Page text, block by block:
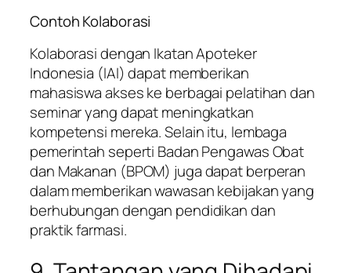
Contoh Kolaborasi
Kolaborasi dengan Ikatan Apoteker
Indonesia (IAI) dapat memberikan
mahasiswa akses ke berbagai pelatihan dan
seminar yang dapat meningkatkan
kompetensi mereka. Selain itu, lembaga
pemerintah seperti Badan Pengawas Obat
dan Makanan (BPOM) juga dapat berperan
dalam memberikan wawasan kebijakan yang
berhubungan dengan pendidikan dan
praktik farmasi.